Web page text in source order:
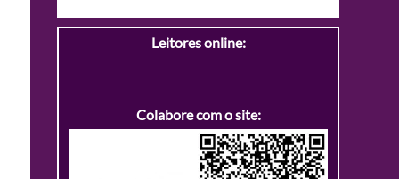
Leitores online:
Colabore com o site: